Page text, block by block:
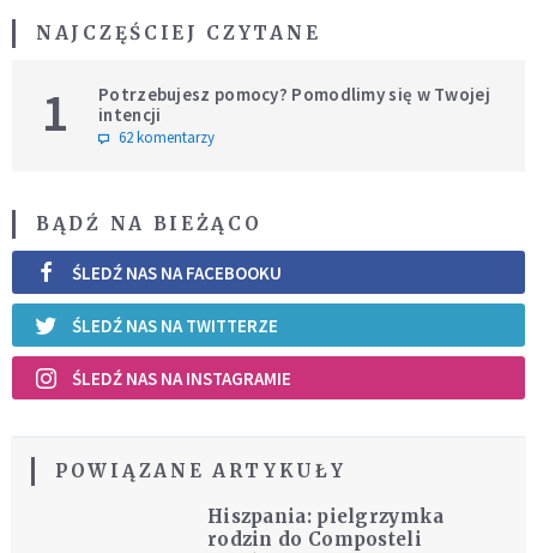
NAJCZĘŚCIEJ CZYTANE
1
Potrzebujesz pomocy? Pomodlimy się w Twojej
intencji
62 komentarzy
BĄDŹ NA BIEŻĄCO
ŚLEDŹ NAS NA FACEBOOKU
ŚLEDŹ NAS NA TWITTERZE
ŚLEDŹ NAS NA INSTAGRAMIE
POWIĄZANE ARTYKUŁY
Hiszpania: pielgrzymka
rodzin do Composteli